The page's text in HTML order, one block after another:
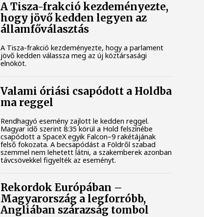
A Tisza-frakció kezdeményezte,
hogy jövő kedden legyen az
államfőválasztás
A Tisza-frakció kezdeményezte, hogy a parlament
jövő kedden válassza meg az új köztársasági
elnököt.
Valami óriási csapódott a Holdba
ma reggel
Rendhagyó esemény zajlott le kedden reggel.
Magyar idő szerint 8:35 körül a Hold felszínébe
csapódott a SpaceX egyik Falcon–9 rakétájának
felső fokozata. A becsapódást a Földről szabad
szemmel nem lehetett látni, a szakemberek azonban
távcsövekkel figyelték az eseményt.
Rekordok Európában –
Magyarország a legforróbb,
Angliában szárazság tombol